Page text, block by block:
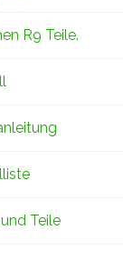
R9 Teile.
Teile